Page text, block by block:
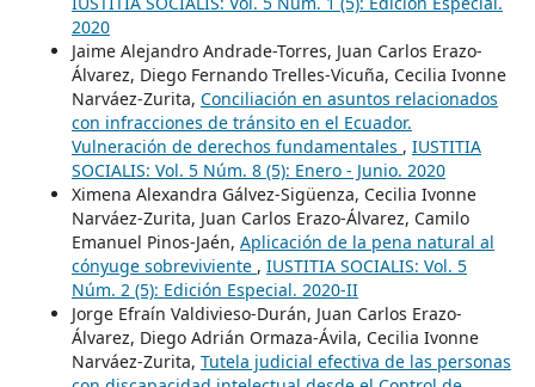
2020
Jaime Alejandro Andrade-Torres, Juan Carlos Erazo-
Álvarez, Diego Fernando Trelles-Vicuña, Cecilia Ivonne
Narváez-Zurita, Conciliación en asuntos relacionados
con infracciones de tránsito en el Ecuador.
Vulneración de derechos fundamentales , IUSTITIA
SOCIALIS: Vol. 5 Núm. 8 (5): Enero - Junio. 2020
Ximena Alexandra Gálvez-Sigüenza, Cecilia Ivonne
Narváez-Zurita, Juan Carlos Erazo-Álvarez, Camilo
Emanuel Pinos-Jaén, Aplicación de la pena natural al
cónyuge sobreviviente , IUSTITIA SOCIALIS: Vol. 5
Núm. 2 (5): Edición Especial. 2020-II
Jorge Efraín Valdivieso-Durán, Juan Carlos Erazo-
Álvarez, Diego Adrián Ormaza-Ávila, Cecilia Ivonne
Narváez-Zurita, Tutela judicial efectiva de las personas